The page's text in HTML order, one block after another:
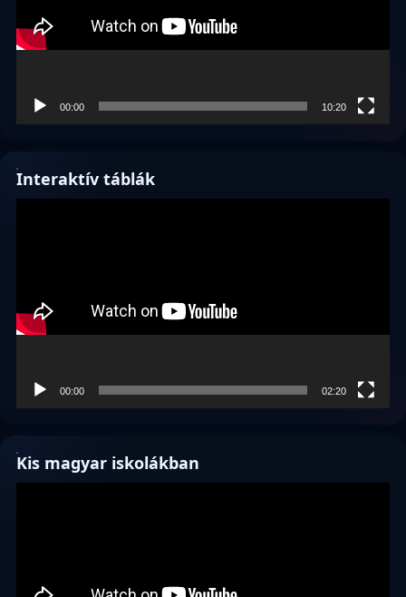
00:00 10:20
Interaktív táblák
00:00 02:20
Kis magyar iskolákban